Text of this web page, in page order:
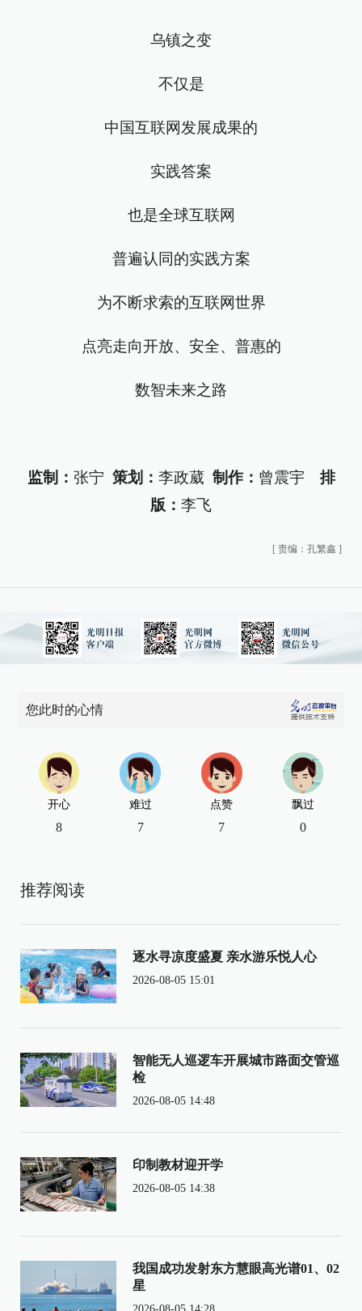
乌镇之变
不仅是
中国互联网发展成果的
实践答案
也是全球互联网
普遍认同的实践方案
为不断求索的互联网世界
点亮走向开放、安全、普惠的
数智未来之路
监制： 张宁 策划： 李政葳 制作： 曾震宇 排
版： 李飞
[ 责编：孔繁鑫 ]
您此时的心情
开心
8
难过
7
点赞
7
飘过
0
推荐阅读
逐水寻凉度盛夏 亲水游乐悦人心
2026-08-05 15:01
智能无人巡逻车开展城市路面交管巡
检
2026-08-05 14:48
印制教材迎开学
2026-08-05 14:38
我国成功发射东方慧眼高光谱01、02
星